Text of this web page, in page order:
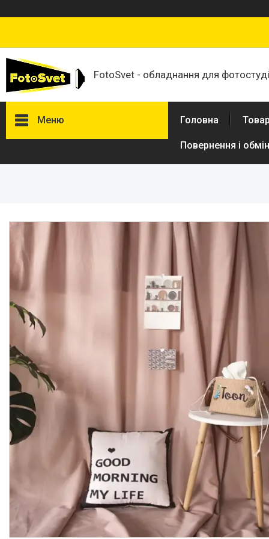
FotoSvet - обладнання для
Меню
Набори постійного світла для
Набори імпульсного світла
Фото відбивачі, тримачі для
відбивачів
Поворотні столики
Все для предметної зйомки
Лайтбокси, фотобокси
Кільцеві лампи, товари для
блогерів
Світлодіодні LED-панель,
Підсвічування, накамерне
Штативи для фотоапаратів і
відеокамер
Стедіками, стабілізатори
Головна
Повернення і обмін